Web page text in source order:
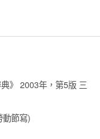
》 2003年，第5版 三
節寫)